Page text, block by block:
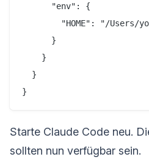
      "env": {
"HOME": "/Users/
      }
    }
  }
Starte Claude Code neu.
sollten nun verfügbar sein.